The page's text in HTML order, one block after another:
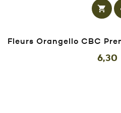
shopping_cart